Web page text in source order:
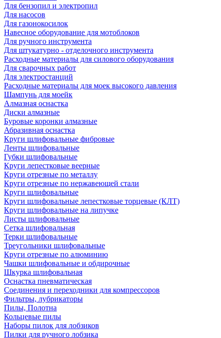
Для бензопил и электропил
Для насосов
Для газонокосилок
Навесное оборудование для мотоблоков
Для ручного инструмента
Для штукатурно - отделочного инструмента
Расходные материалы для силового оборудования
Для сварочных работ
Для электростанций
Расходные материалы для моек высокого давления
Шампунь для моейк
Алмазная оснастка
Диски алмазные
Буровые коронки алмазные
Абразивная оснастка
Круги шлифовальные фибровые
Ленты шлифовальные
Губки шлифовальные
Круги лепестковые веерные
Круги отрезные по металлу
Круги отрезные по нержавеющей стали
Круги шлифовальные
Круги шлифовальные лепестковые торцевые (КЛТ)
Круги шлифовальные на липучке
Листы шлифовальные
Сетка шлифовальная
Терки шлифовальные
Треугольники шлифовальные
Круги отрезные по алюминию
Чашки шлифовальные и обдирочные
Шкурка шлифовальная
Оснастка пневматическая
Соединения и переходники для компрессоров
Фильтры, лубрикаторы
Пилы, Полотна
Кольцевые пилы
Наборы пилок для лобзиков
Пилки для ручного лобзика